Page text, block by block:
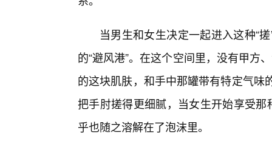
当男生和女生决定一起进入这种“
的“避风港”。在这个空间里，没有甲方
的这块肌肤，和手中那罐带有特定气
把手肘搓得更细腻，当女生开始享受
乎也随之溶解在了泡沫里。